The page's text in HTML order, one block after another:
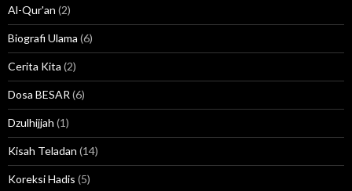
Al-Qur'an (2)
Biografi Ulama (6)
Cerita Kita (2)
Dosa BESAR(6)
Dzulhijjah (1)
Kisah Teladan (14)
Koreksi Hadis (5)